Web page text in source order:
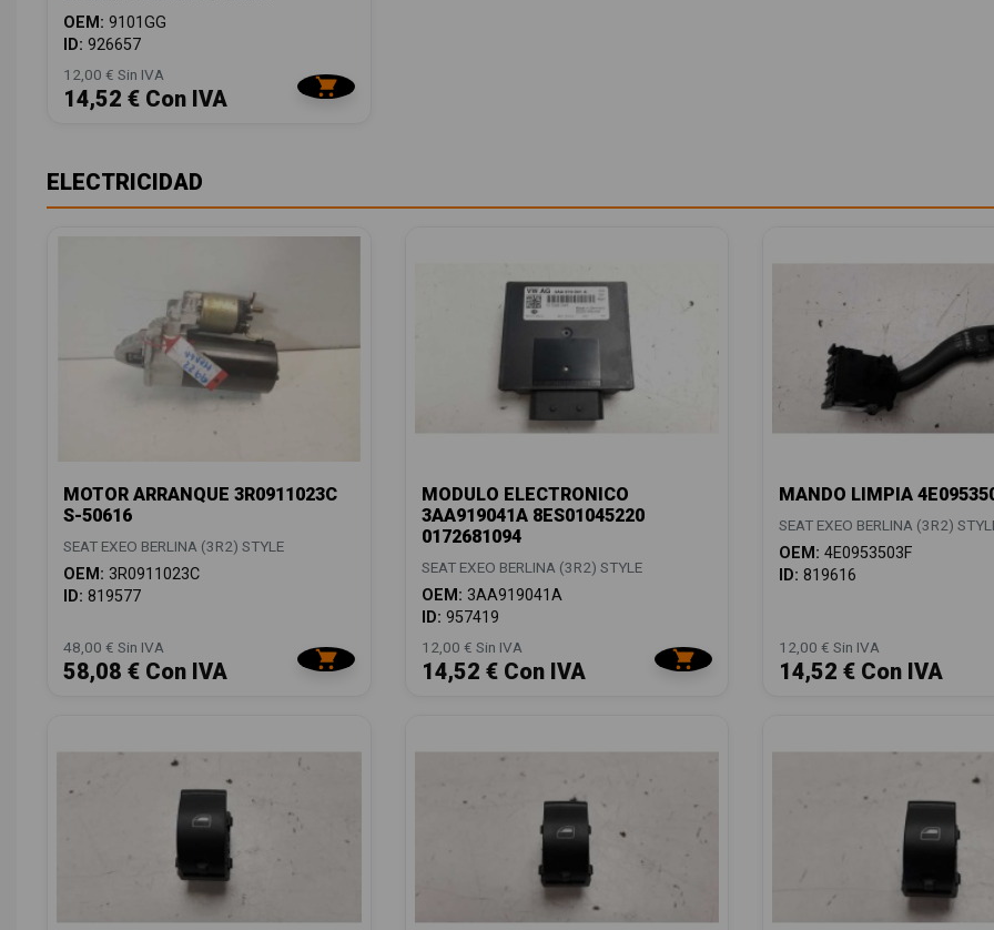
OEM: 9101GG
ID: 926657
12,00 € Sin IVA
14,52 € Con IVA
ELECTRICIDAD
MOTOR ARRANQUE 3R0911023C
S-50616
SEAT EXEO BERLINA (3R2) STYLE
OEM: 3R0911023C
ID: 819577
48,00 € Sin IVA
58,08 € Con IVA
MODULO ELECTRONICO
3AA919041A 8ES01045220
0172681094
SEAT EXEO BERLINA (3R2) STYLE
OEM: 3AA919041A
ID: 957419
12,00 € Sin IVA
14,52 € Con IVA
MANDO LIMPIA
SEAT EXEO BERLINA (3R2)
OEM: 4E0953503F
ID: 819616
12,00 € Sin IVA
14,52 € Con IVA